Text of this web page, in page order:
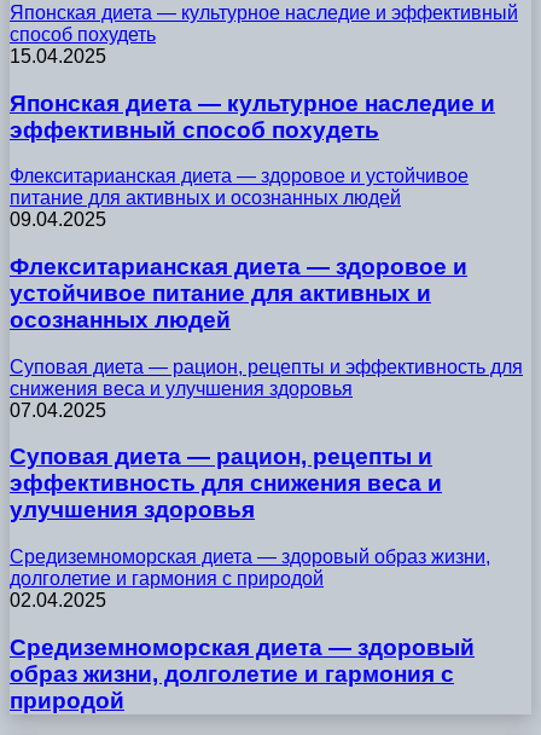
Японская диета — культурное наследие и эффективный
способ похудеть
15.04.2025
Японская диета — культурное наследие и
эффективный способ похудеть
Флекситарианская диета — здоровое и устойчивое
питание для активных и осознанных людей
09.04.2025
Флекситарианская диета — здоровое и
устойчивое питание для активных и
осознанных людей
Суповая диета — рацион, рецепты и эффективность для
снижения веса и улучшения здоровья
07.04.2025
Суповая диета — рацион, рецепты и
эффективность для снижения веса и
улучшения здоровья
Средиземноморская диета — здоровый образ жизни,
долголетие и гармония с природой
02.04.2025
Средиземноморская диета — здоровый
образ жизни, долголетие и гармония с
природой